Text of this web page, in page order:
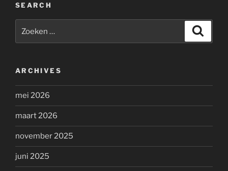
SEARCH
naar:
ARCHIVES
mei 2026
maart 2026
november 2025
juni 2025